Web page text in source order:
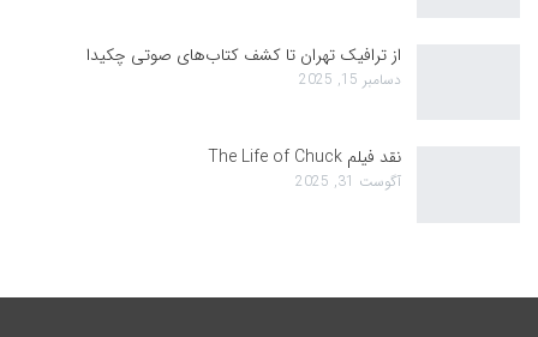
از ترافیک تهران تا کشف کتاب‌های صوتی چکیدا
دسامبر 15, 2025
نقد فیلم The Life of Chuck
آگوست 31, 2025